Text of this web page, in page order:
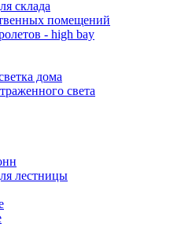
склада
помещений
- high bay
дома
света
лестницы